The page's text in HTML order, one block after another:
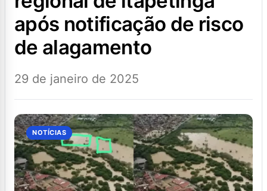
após notificação de risco
de alagamento
29 de janeiro de 2025
NOTÍCIAS